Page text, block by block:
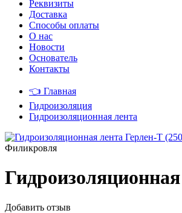
Реквизиты
Доставка
Способы оплаты
О нас
Новости
Основатель
Контакты
👈 Главная
Гидроизоляция
Гидроизоляционная лента
Филикровля
Добавить отзыв